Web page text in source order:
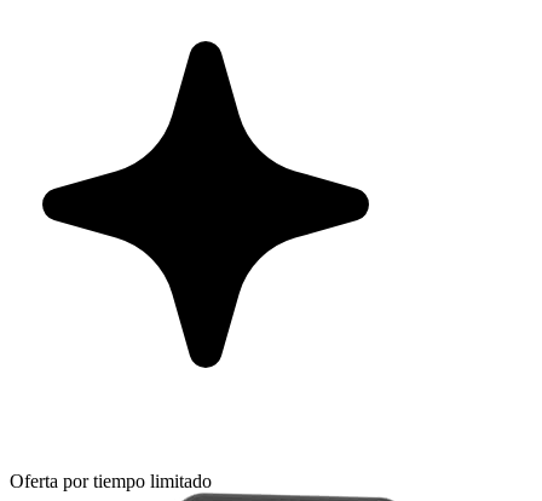
Oferta por tiempo limitado